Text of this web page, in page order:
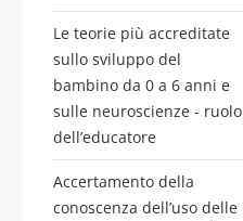
Le teorie più accreditate
sullo sviluppo del
bambino da 0 a 6 anni e
sulle neuroscienze - ruolo
dell’educatore
Accertamento della
conoscenza dell’uso delle